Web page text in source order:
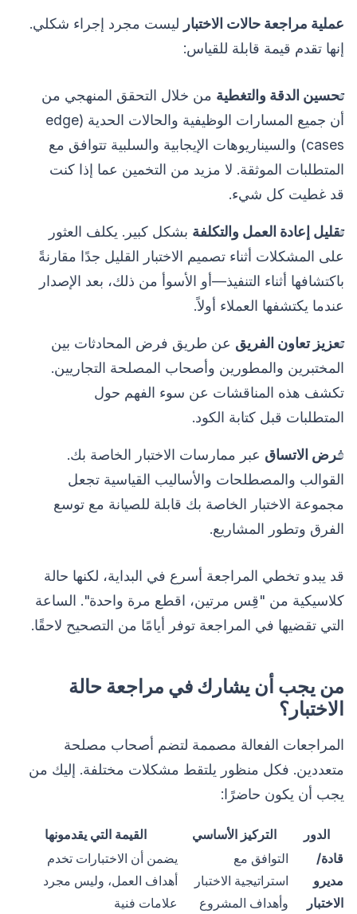
عملية مراجعة حالات الاختبار ليست مجرد إجراء شكلي.
إنها تقدم قيمة قابلة للقياس:
تحسين الدقة والتغطية من خلال التحقق المنهجي من
أن جميع المسارات الوظيفية والحالات الحدية (edge
cases) والسيناريوهات الإيجابية والسلبية تتوافق مع
المتطلبات الموثقة. لا مزيد من التخمين عما إذا كنت
قد غطيت كل شيء.
تقليل إعادة العمل والتكلفة بشكل كبير. يكلف العثور
على المشكلات أثناء تصميم الاختبار القليل جدًا مقارنةً
باكتشافها أثناء التنفيذ—أو الأسوأ من ذلك، بعد الإصدار
عندما يكتشفها العملاء أولاً.
تعزيز تعاون الفريق عن طريق فرض المحادثات بين
المختبرين والمطورين وأصحاب المصلحة التجاريين.
تكشف هذه المناقشات عن سوء الفهم حول
المتطلبات قبل كتابة الكود.
فرض الاتساق عبر ممارسات الاختبار الخاصة بك.
القوالب والمصطلحات والأساليب القياسية تجعل
مجموعة الاختبار الخاصة بك قابلة للصيانة مع توسع
الفرق وتطور المشاريع.
قد يبدو تخطي المراجعة أسرع في البداية، لكنها حالة
كلاسيكية من "قِس مرتين، اقطع مرة واحدة". الساعة
التي تقضيها في المراجعة توفر أيامًا من التصحيح لاحقًا.
من يجب أن يشارك في مراجعة حالة
الاختبار؟
المراجعات الفعالة مصممة لتضم أصحاب مصلحة
متعددين. فكل منظور يلتقط مشكلات مختلفة. إليك من
يجب أن يكون حاضرًا:
الدور التركيز الأساسي
القيمة التي يقدمونها
قادة/
مديرو
الاختبار
التوافق مع
استراتيجية الاختبار
وأهداف المشروع
يضمن أن الاختبارات تخدم
أهداف العمل، وليس مجرد
علامات فنية